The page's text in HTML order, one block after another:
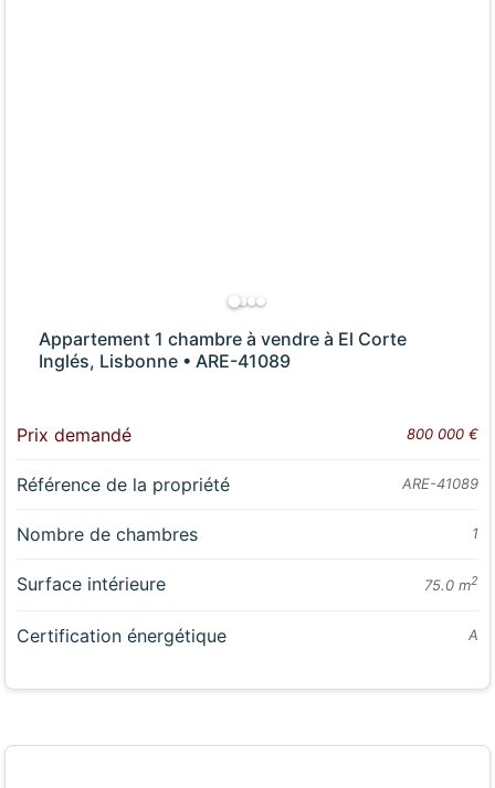
Appartement 1 chambre à vendre à El Corte
Inglés, Lisbonne • ARE-41089
Prix demandé 800 000 €
Référence de la propriété ARE-41089
Nombre de chambres 1
Surface intérieure 75.0 m2
Certification énergétique A